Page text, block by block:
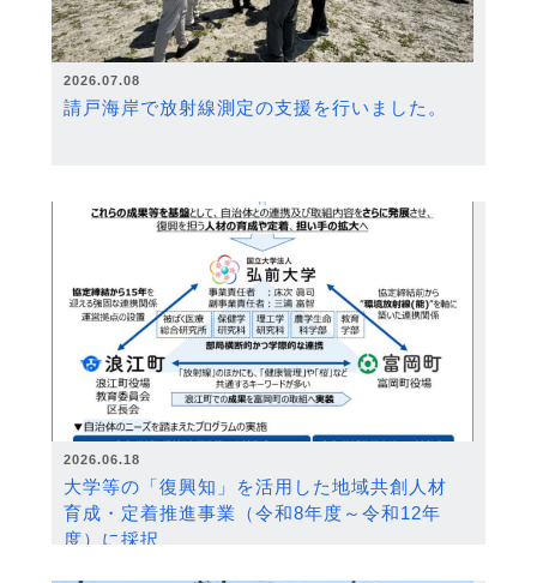
2026.07.08
請戸海岸で放射線測定の支援を行いました。
2026.06.18
大学等の「復興知」を活用した地域共創人材
育成・定着推進事業（令和8年度～令和12年
度）に採択